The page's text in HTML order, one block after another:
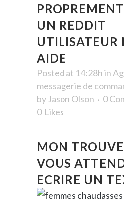
UN REDDIT
UTILISATEUR
AIDE
Posted at 14:28hin
messagerie de
by Jason Olson
0
0 Likes
MON
VOUS
ECRIRE UN